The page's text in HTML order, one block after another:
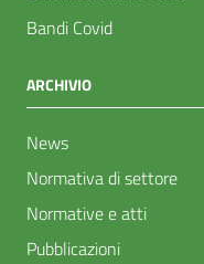
Bandi Covid
ARCHIVIO
News
Normativa di settore
Normative e atti
Pubblicazioni